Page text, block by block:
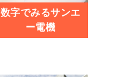
数字でみるサンエ
ー電機